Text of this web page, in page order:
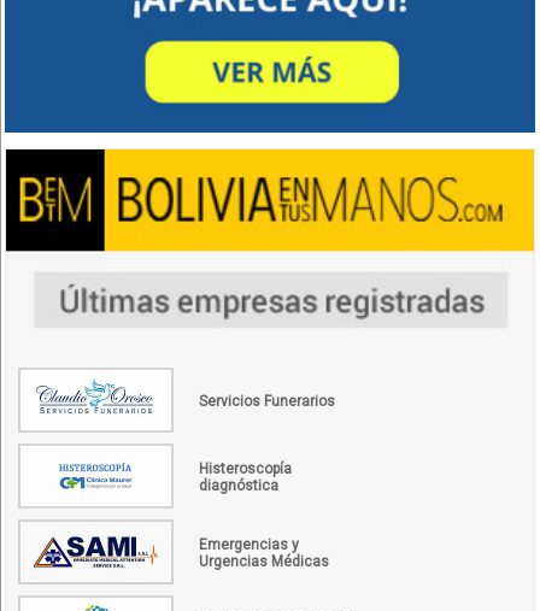
Servicios Funerarios
Histeroscopía
diagnóstica
Emergencias y
Urgencias Médicas